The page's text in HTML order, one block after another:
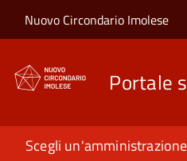
Salta al contenuto
Skip to site navigation
Nuovo Circondario Imolese
Portale
Scegli